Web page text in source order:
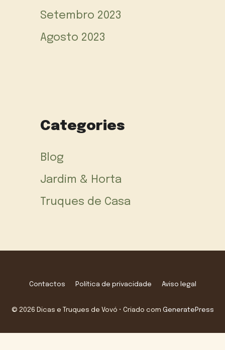
Setembro 2023
Agosto 2023
Categories
Blog
Jardim & Horta
Truques de Casa
Contactos Política de privacidade Aviso legal
© 2026 Dicas e Truques de Vovó • Criado com GeneratePress